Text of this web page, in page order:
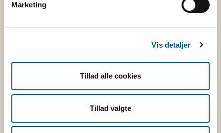
Marketing
Vis detaljer
Tillad alle cookies
Tillad valgte
Genveje